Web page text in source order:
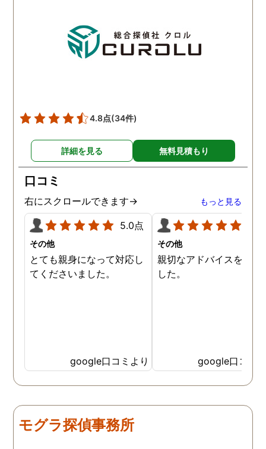
4.8点(34件)
詳細を見る 無料見積もり
口コミ
右にスクロールできます→ もっと見る
5.0点
その他
とても親身になって対応し
てくださいました。
google口コミより
その他
親切なアドバイスを頂き
した。
google口コミ
モグラ探偵事務所